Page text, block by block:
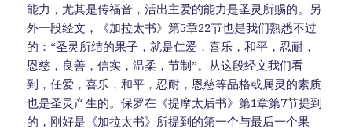
能力，尤其是传福音，活出主爱的能力是圣灵所赐的。另
外一段经文，《加拉太书》第5章22节也是我们熟悉不过
的：“圣灵所结的果子，就是仁爱，喜乐，和平，忍耐，
恩慈，良善，信实，温柔，节制”。从这段经文我们看
到，任爱，喜乐，和平，忍耐，恩慈等品格或属灵的素质
也是圣灵产生的。保罗在《提摩太后书》第1章第7节提到
的，刚好是《加拉太书》所提到的第一个与最后一个果